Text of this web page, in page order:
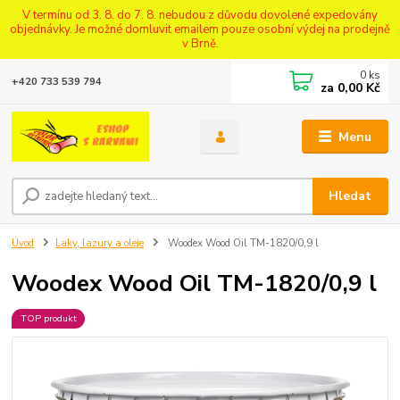
V termínu od 3. 8. do 7. 8. nebudou z důvodu dovolené expedovány
objednávky. Je možné domluvit emailem pouze osobní výdej na prodejně
v Brně.
Menu
Hledat
+420 733 539 794 0 ks
za 0,00 Kč
Úvod Laky, lazury a oleje Woodex Wood Oil TM-1820/0,9 l
Woodex Wood Oil TM-1820/0,9 l
TOP produkt